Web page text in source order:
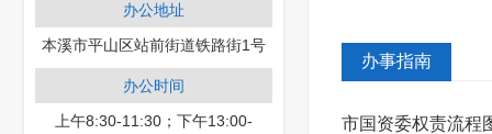
办公地址
本溪市平山区站前街道铁路街1号
办公时间
上午8:30-11:30；下午13:00-
办事指南
市国资委权责流程